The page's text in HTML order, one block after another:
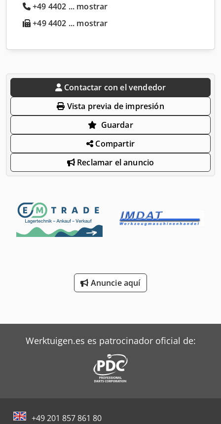
+49 4402 ... mostrar
+49 4402 ... mostrar
Contactar con el vendedor
Vista previa de impresión
Guardar
Compartir
Reclamar el anuncio
Anuncie aquí
Werktuigen.es es patrocinador oficial de:
+49 201 857 861 80